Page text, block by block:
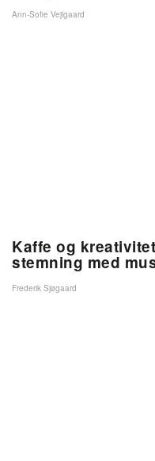
Ann-Sofie Vejlgaard
Kaffe og
stemning med
Frederik Sjøgaard